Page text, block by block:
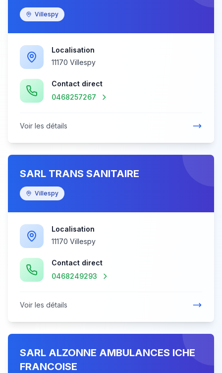
Villespy
Localisation
11170 Villespy
Contact direct
0468257267
Voir les détails
SARL TRANS SANITAIRE
Villespy
Localisation
11170 Villespy
Contact direct
0468249293
Voir les détails
SARL ALZONNE AMBULANCES ICHE
FRANCOISE